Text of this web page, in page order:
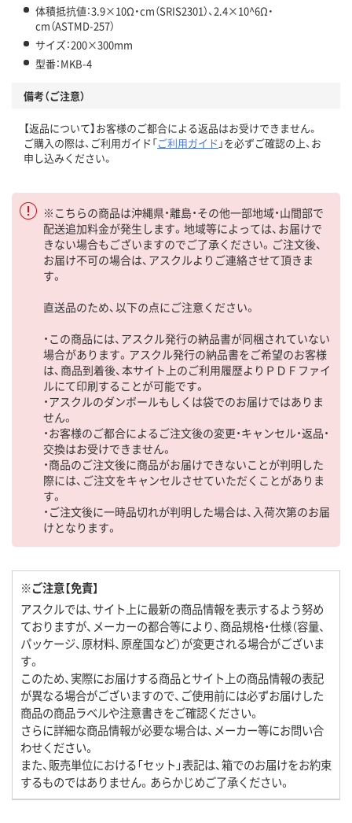
体積抵抗値：3.9×10Ω・cm（SRIS2301）、2.4×10^6Ω・
cm（ASTMD-257）
サイズ：200×300mm
型番：MKB-4
備考（ご注意）
【返品について】お客様のご都合による返品はお受けできません。
ご購入の際は、ご利用ガイド「ご利用ガイド 」を必ずご確認の上、お
申し込みください。
※こちらの商品は沖縄県・離島・その他一部地域・山間部で
配送追加料金が発生します。地域等によっては、お届けで
きない場合もございますのでご了承ください。ご注文後、
お届け不可の場合は、アスクルよりご連絡させて頂きま
す。
直送品のため、以下の点にご注意ください。
・この商品には、アスクル発行の納品書が同梱されていない
場合があります。アスクル発行の納品書をご希望のお客様
は、商品到着後、本サイト上のご利用履歴よりＰＤＦファイ
ルにて印刷することが可能です。
・アスクルのダンボールもしくは袋でのお届けではありま
せん。
・お客様のご都合によるご注文後の変更・キャンセル・返品・
交換はお受けできません。
・商品のご注文後に商品がお届けできないことが判明した
際には、ご注文をキャンセルさせていただくことがありま
す。
・ご注文後に一時品切れが判明した場合は、入荷次第のお届
けとなります。
※ご注意【免責】
アスクルでは、サイト上に最新の商品情報を表示するよう努め
ておりますが、メーカーの都合等により、商品規格・仕様（容量、
パッケージ、原材料、原産国など）が変更される場合がございま
す。
このため、実際にお届けする商品とサイト上の商品情報の表記
が異なる場合がございますので、ご使用前には必ずお届けした
商品の商品ラベルや注意書きをご確認ください。
さらに詳細な商品情報が必要な場合は、メーカー等にお問い合
わせください。
また、販売単位における「セット」表記は、箱でのお届けをお約束
するものではありません。あらかじめご了承ください。